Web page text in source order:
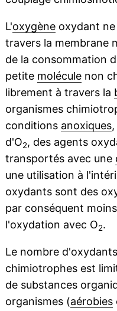
L'oxygèneoxydant ne
travers la membrane
de la consommation
petite moléculenon
librement à travers la
organismes
conditions anoxiques,
d'O2, des agents
transportés avec une
une utilisation à
oxydants sont des
par conséquent
l'oxydation avec O2.
Le nombre
chimiotrophes est
de substances
organismes (aérobies